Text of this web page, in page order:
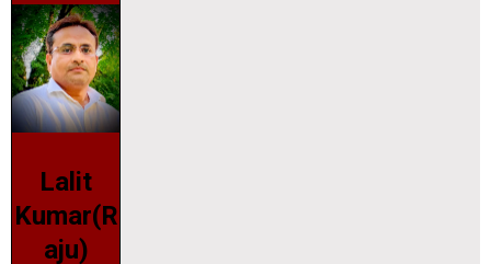
Lalit
Kumar(R
aju)